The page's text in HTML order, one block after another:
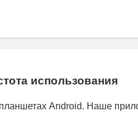
использования
Android. Наше